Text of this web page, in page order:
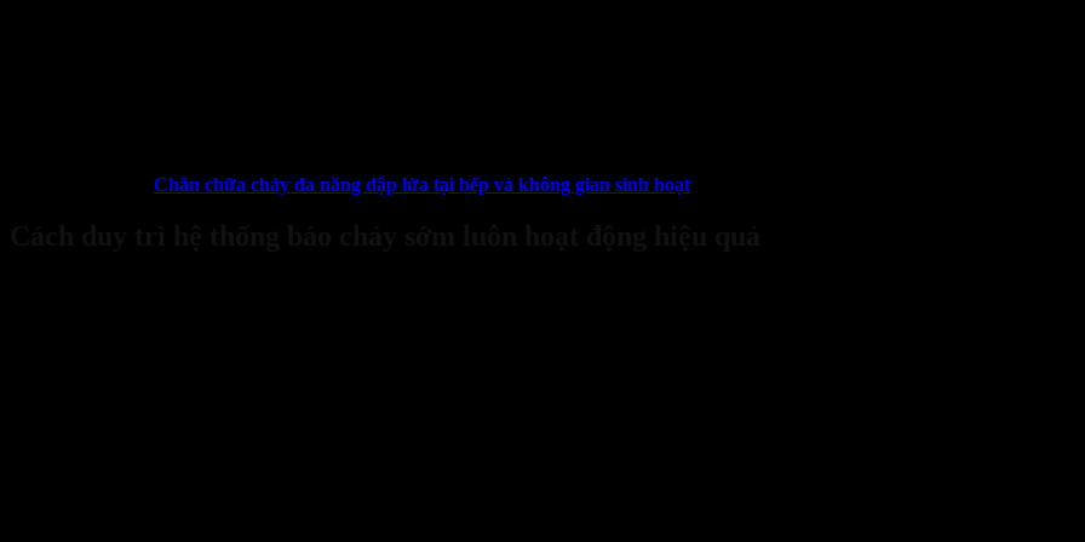
Chăn chữa cháy đa năng dập lửa tại bếp và không gian sinh hoạt